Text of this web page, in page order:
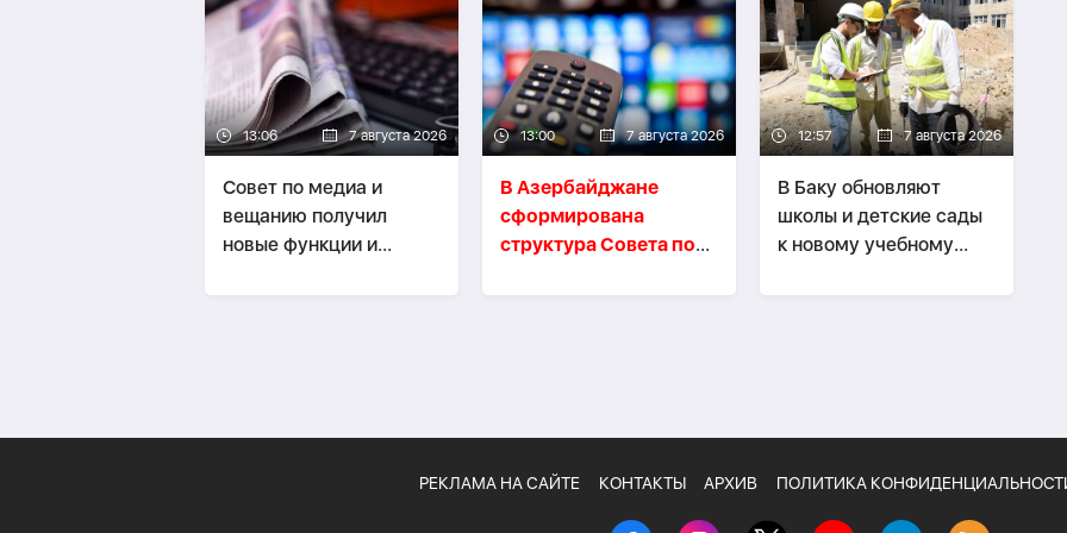
13:06 7 августа 2026
Совет по медиа и
вещанию получил
новые функции и
13:00 7 августа 2026
В Азербайджане
сформирована
структура Совета по
12:57 7 августа 2026
В Баку обновляют
школы и детские сады
к новому учебному
РЕКЛАМА НА САЙТЕ КОНТАКТЫ АРХИВ ПОЛИТИКА